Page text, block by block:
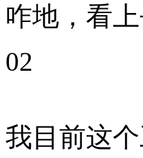
咋地，看
02
我目前这